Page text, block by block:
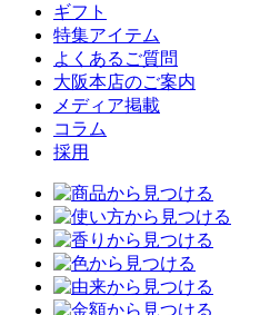
ギフト
特集アイテム
よくあるご質問
大阪本店のご案内
メディア掲載
コラム
採用